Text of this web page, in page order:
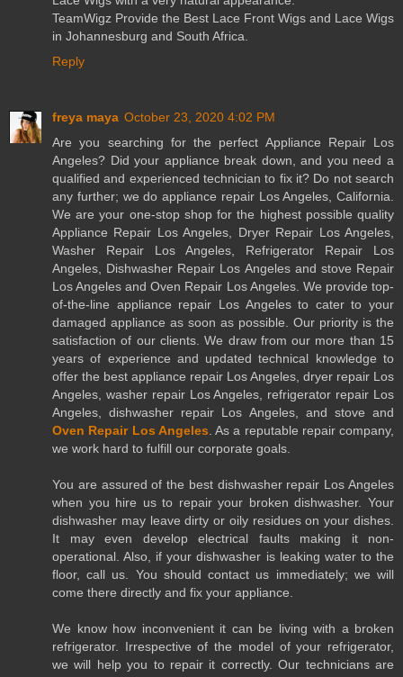
TeamWigz Provide the Best Lace Front Wigs and Lace Wigs
in Johannesburg and South Africa.
Reply
freya maya October 23, 2020 4:02 PM
Are you searching for the perfect Appliance Repair Los
Angeles? Did your appliance break down, and you need a
qualified and experienced technician to fix it? Do not search
any further; we do appliance repair Los Angeles, California.
We are your one-stop shop for the highest possible quality
Appliance Repair Los Angeles, Dryer Repair Los Angeles,
Washer Repair Los Angeles, Refrigerator Repair Los
Angeles, Dishwasher Repair Los Angeles and stove Repair
Los Angeles and Oven Repair Los Angeles. We provide top-
of-the-line appliance repair Los Angeles to cater to your
damaged appliance as soon as possible. Our priority is the
satisfaction of our clients. We draw from our more than 15
years of experience and updated technical knowledge to
offer the best appliance repair Los Angeles, dryer repair Los
Angeles, washer repair Los Angeles, refrigerator repair Los
Angeles, dishwasher repair Los Angeles, and stove and
Oven Repair Los Angeles . As a reputable repair company,
we work hard to fulfill our corporate goals.
You are assured of the best dishwasher repair Los Angeles
when you hire us to repair your broken dishwasher. Your
dishwasher may leave dirty or oily residues on your dishes.
It may even develop electrical faults making it non-
operational. Also, if your dishwasher is leaking water to the
floor, call us. You should contact us immediately; we will
come there directly and fix your appliance.
We know how inconvenient it can be living with a broken
refrigerator. Irrespective of the model of your refrigerator,
we will help you to repair it correctly. Our technicians are